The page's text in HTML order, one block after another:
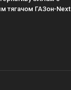
тягачом ГАЗон-Next